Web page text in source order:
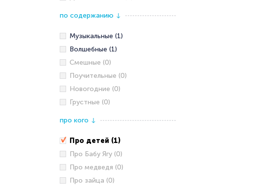
по содержанию ↓
Музыкальные (1)
Волшебные (1)
Смешные (0)
Поучительные (0)
Новогодние (0)
Грустные (0)
про кого ↓
Про детей (1)
Про Бабу Ягу (0)
Про медведя (0)
Про зайца (0)